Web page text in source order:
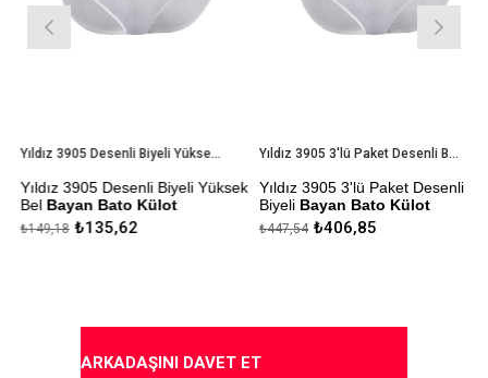
Yıldız 3905 Desenli Biyeli Yüksek Bel Bayan Bato Külot
Yıldız 3905 Desenli Biyeli Yüksek
BelBayan Bato Külot
Çekmezlik Sanfor Testi
₺135,62
₺149,18
Yıldız 3905 3'lü Paket Desenli Biyeli Bayan Bato Külot
Yıldız 3905 3'lü Paket Desenli
BiyeliBayan Bato Külot
Çekmezlik Sanfor Testi
₺406,85
₺447,54
ARKADAŞINI DAVET ET